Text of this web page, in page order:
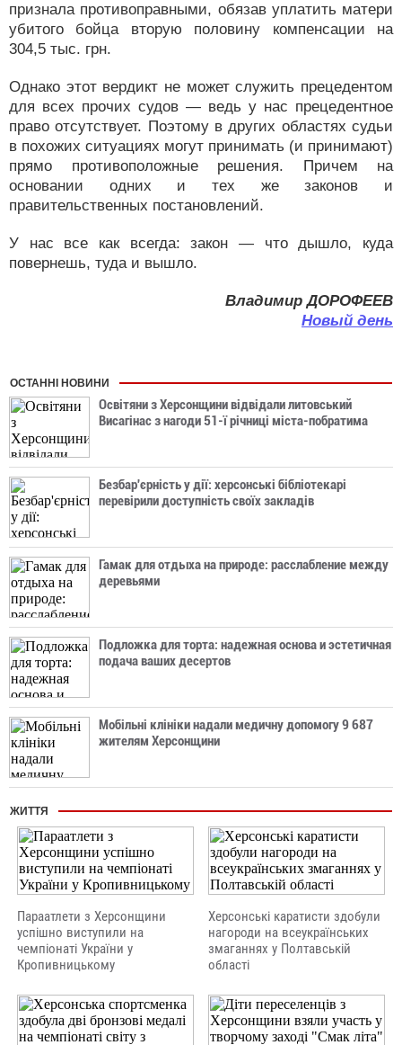
признала противоправными, обязав уплатить матери
убитого бойца вторую половину компенсации на
304,5 тыс. грн.
Однако этот вердикт не может служить прецедентом
для всех прочих судов — ведь у нас прецедентное
право отсутствует. Поэтому в других областях судьи
в похожих ситуациях могут принимать (и принимают)
прямо противоположные решения. Причем на
основании одних и тех же законов и
правительственных постановлений.
У нас все как всегда: закон — что дышло, куда
повернешь, туда и вышло.
Владимир ДОРОФЕЕВ
Новый день
ОСТАННІ НОВИНИ
Освітяни з Херсонщини відвідали литовський
Висагінас з нагоди 51-ї річниці міста-побратима
Безбар'єрність у дії: херсонські бібліотекарі
перевірили доступність своїх закладів
Гамак для отдыха на природе: расслабление между
деревьями
Подложка для торта: надежная основа и эстетичная
подача ваших десертов
Мобільні клініки надали медичну допомогу 9 687
жителям Херсонщини
ЖИТТЯ
Параатлети з Херсонщини
успішно виступили на
чемпіонаті України у
Кропивницькому
Херсонські каратисти здобули
нагороди на всеукраїнських
змаганнях у Полтавській
області